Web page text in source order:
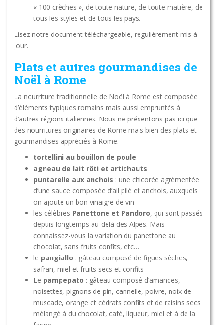
« 100 crèches », de toute nature, de toute matière, de
tous les styles et de tous les pays.
Lisez notre document téléchargeable, régulièrement mis à
jour.
Plats et autres gourmandises de
Noël à Rome
La nourriture traditionnelle de Noël à Rome est composée
d’éléments typiques romains mais aussi empruntés à
d’autres régions italiennes. Nous ne présentons pas ici que
des nourritures originaires de Rome mais bien des plats et
gourmandises appréciés à Rome.
tortellini au bouillon de poule
agneau de lait rôti et artichauts
puntarelle aux anchois : une chicorée agrémentée
d’une sauce composée d’ail pilé et anchois, auxquels
on ajoute un bon vinaigre de vin
les célèbres Panettone et Pandoro, qui sont passés
depuis longtemps au-delà des Alpes. Mais
connaissez-vous la variation du panettone au
chocolat, sans fruits confits, etc…
le pangiallo : gâteau composé de figues sèches,
safran, miel et fruits secs et confits
Le pampepato : gâteau composé d’amandes,
noisettes, pignons de pin, cannelle, poivre, noix de
muscade, orange et cédrats confits et de raisins secs
mélangé à du chocolat, café, liqueur, miel et à de la